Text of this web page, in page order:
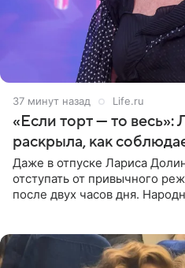
37 минут назад Life.ru
«Если торт — то
раскрыла, как
Даже в отпуске Лариса
отступать от привычного
после двух часов дня.